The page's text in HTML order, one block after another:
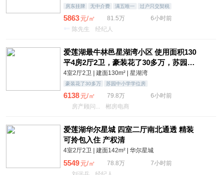
房东挂牌 无中介费 满五唯一 过户只交契税
5863 元/㎡ 81.5万
6小时前
陈先生
经纪人
爱莲湖最牛林邑星湖湾小区 使用面积130
平4房2厅2卫，豪装花了30多万，苏园中
小学学位房
4室2厅2卫 | 建面130m² | 星湖湾
豪装花了30多万 苏园中小学学位房
6138 元/㎡ 79.8万
6小时前
房产顾问...
郴房电商
爱莲湖华尔星城 四室二厅南北通透 精装
可拎包入住 产权清
4室2厅2卫 | 建面142m² | 华尔星城
5549 元/㎡ 78.8万
7小时前